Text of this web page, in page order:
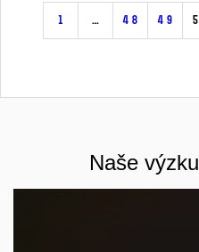
1 … 48 49
Naše